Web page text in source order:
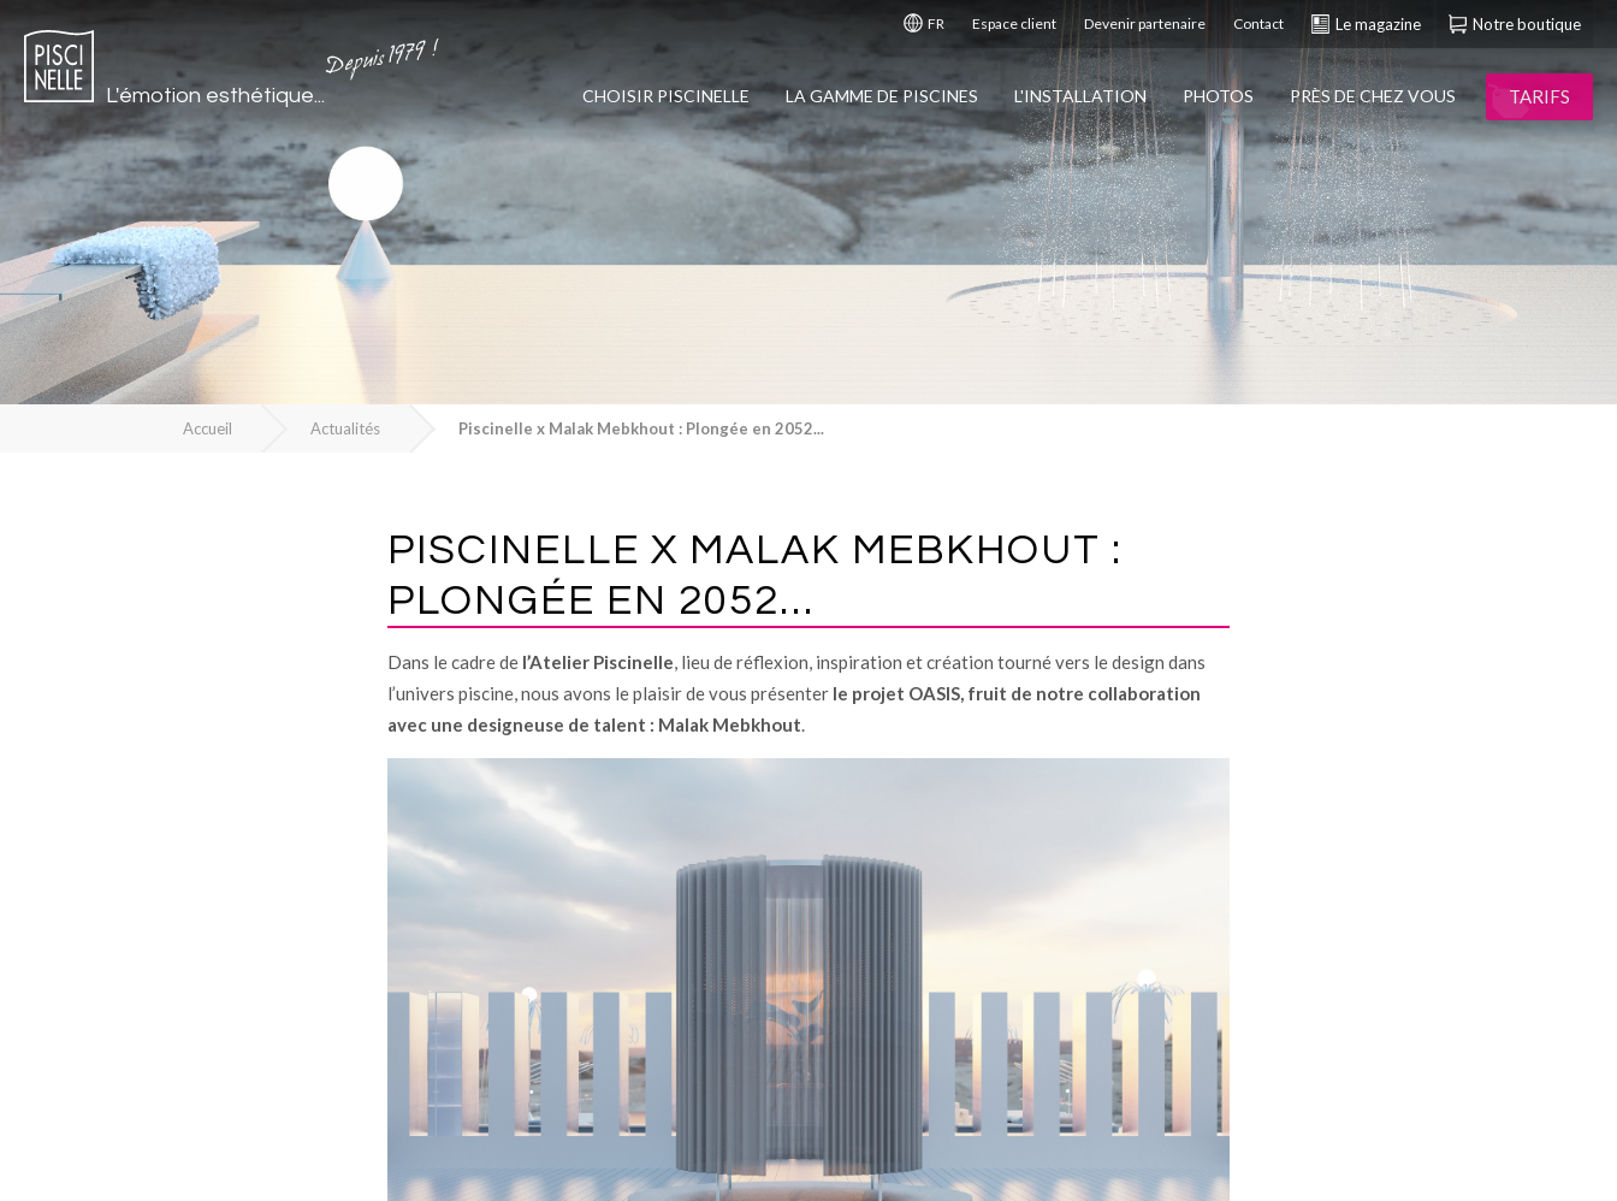
FR Espace client Devenir partenaire Contact Le magazine Notre boutique
L'émotion esthétique...
Depuis 1979 !
TARIFS
CHOISIR PISCINELLE LA GAMME DE PISCINES L'INSTALLATION PHOTOS PRÈS DE CHEZ VOUS
Accueil Actualités Piscinelle x Malak Mebkhout : Plongée en 2052...
PISCINELLE X MALAK MEBKHOUT :
PLONGÉE EN 2052…
Dans le cadre de l’Atelier Piscinelle, lieu de réflexion, inspiration et création tourné vers le design dans
l’univers piscine, nous avons le plaisir de vous présenter le projet OASIS, fruit de notre collaboration
avec une designeuse de talent : Malak Mebkhout.